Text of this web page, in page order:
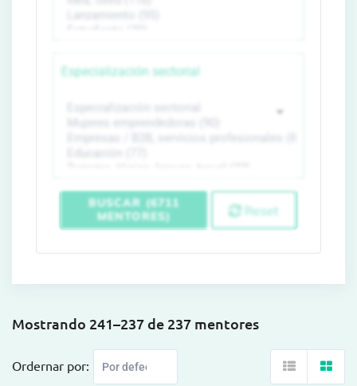
Especialización sectorial
BUSCAR (6711
MENTORES)
Reset
Mostrando 241–237 de 237 mentores
Ordernar por: